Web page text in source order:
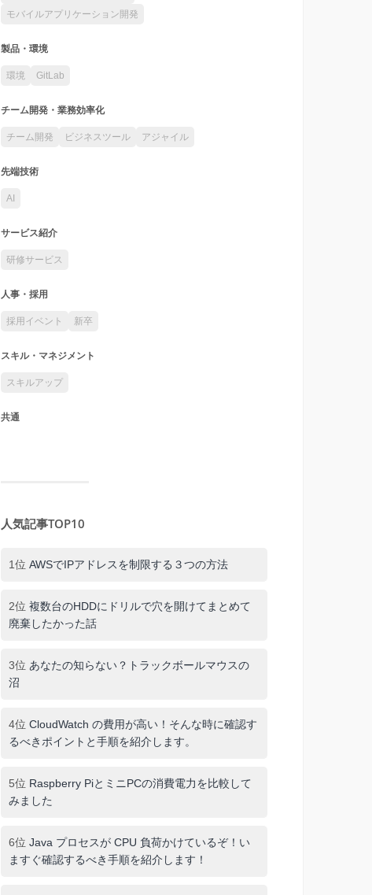
モバイルアプリケーション開発
製品・環境
環境 GitLab
チーム開発・業務効率化
チーム開発 ビジネスツール アジャイル
先端技術
AI
サービス紹介
研修サービス
人事・採用
採用イベント 新卒
スキル・マネジメント
スキルアップ
共通
人気記事TOP10
1位 AWSでIPアドレスを制限する３つの方法
2位 複数台のHDDにドリルで穴を開けてまとめて
廃棄したかった話
3位 あなたの知らない？トラックボールマウスの
沼
4位 CloudWatch の費用が高い！そんな時に確認す
るべきポイントと手順を紹介します。
5位 Raspberry PiとミニPCの消費電力を比較して
みました
6位 Java プロセスが CPU 負荷かけているぞ！い
ますぐ確認するべき手順を紹介します！